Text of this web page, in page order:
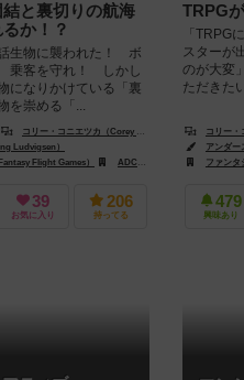
China）
と裏切りの航海
か！？
生物に襲われた！ ボ
乗客を守れ！ しかし
になりかけている「裏
崇める「...
コリー・コニエツカ（Corey Konieczka）
Ludvigsen）
Flight Games）
ADCブラックファイア・エンターテイメント（ADC Blackfire Entertainment）
39
お気に入り
206
持ってる
TRPG
「TRPG
スターが
のが大変
ただきた
コリー・
アンダー
ファンタ
479
興味あり